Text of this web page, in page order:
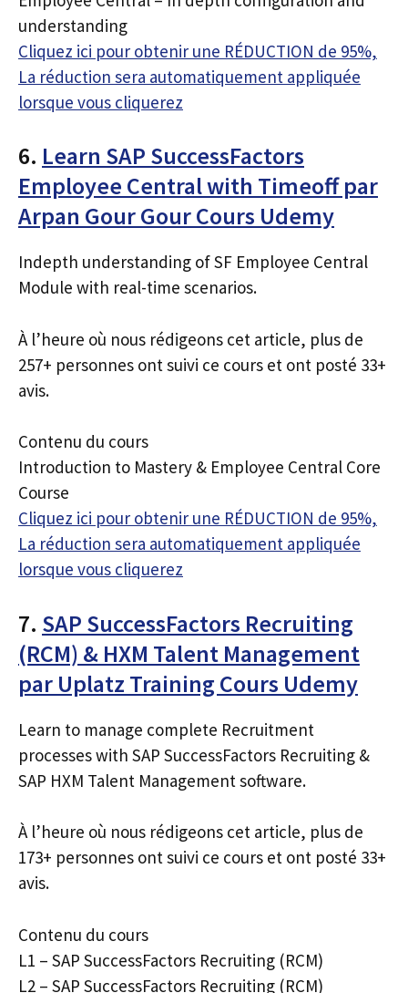
understanding
Cliquez ici pour obtenir une RÉDUCTION de 95%,
La réduction sera automatiquement appliquée
lorsque vous cliquerez
6. Learn SAP SuccessFactors
Employee Central with Timeoff par
Arpan Gour Gour Cours Udemy
Indepth understanding of SF Employee Central
Module with real-time scenarios.
À l’heure où nous rédigeons cet article, plus de
257+ personnes ont suivi ce cours et ont posté 33+
avis.
Contenu du cours
Introduction to Mastery & Employee Central Core
Course
Cliquez ici pour obtenir une RÉDUCTION de 95%,
La réduction sera automatiquement appliquée
lorsque vous cliquerez
7. SAP SuccessFactors Recruiting
(RCM) & HXM Talent Management
par Uplatz Training Cours Udemy
Learn to manage complete Recruitment
processes with SAP SuccessFactors Recruiting &
SAP HXM Talent Management software.
À l’heure où nous rédigeons cet article, plus de
173+ personnes ont suivi ce cours et ont posté 33+
avis.
Contenu du cours
L1 – SAP SuccessFactors Recruiting (RCM)
L2 – SAP SuccessFactors Recruiting (RCM)